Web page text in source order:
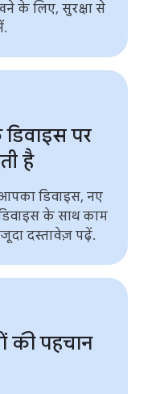
के लिए, सुरक्षा से
पर
है
डिवाइस, नए
के साथ काम
दस्तावेज़ पढ़ें.
की पहचान